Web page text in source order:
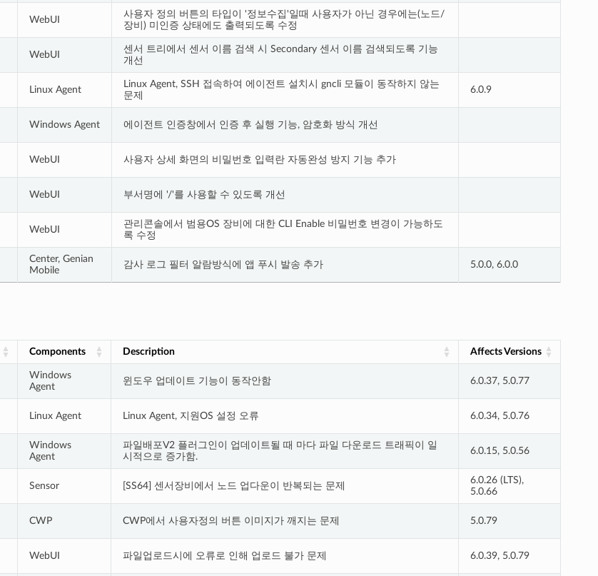
WebUI
사용자 정의 버튼의 타입이 '정보수집'일때 사용자가 아닌 경우에는(노드/
장비) 미인증 상태에도 출력되도록 수정
WebUI
센서 트리에서 센서 이름 검색 시 Secondary 센서 이름 검색되도록 기능
개선
Linux Agent
Linux Agent, SSH 접속하여 에이전트 설치시 gncli 모듈이 동작하지 않는
문제
6.0.9
Windows Agent 에이전트 인증창에서 인증 후 실행 기능, 암호화 방식 개선
WebUI 사용자 상세 화면의 비밀번호 입력란 자동완성 방지 기능 추가
WebUI 부서명에 '/'를 사용할 수 있도록 개선
WebUI
관리콘솔에서 범용OS 장비에 대한 CLI Enable 비밀번호 변경이 가능하도
록 수정
Center, Genian
Mobile
감사 로그 필터 알람방식에 앱 푸시 발송 추가 5.0.0, 6.0.0
Components Description Affects Versions
Windows
Agent
윈도우 업데이트 기능이 동작안함 6.0.37, 5.0.77
Linux Agent Linux Agent, 지원OS 설정 오류 6.0.34, 5.0.76
Windows
Agent
파일배포V2 플러그인이 업데이트될 때 마다 파일 다운로드 트래픽이 일
시적으로 증가함.
6.0.15, 5.0.56
Sensor [SS64] 센서장비에서 노드 업다운이 반복되는 문제
6.0.26 (LTS),
5.0.66
CWP CWP에서 사용자정의 버튼 이미지가 깨지는 문제 5.0.79
WebUI 파일업로드시에 오류로 인해 업로드 불가 문제 6.0.39, 5.0.79